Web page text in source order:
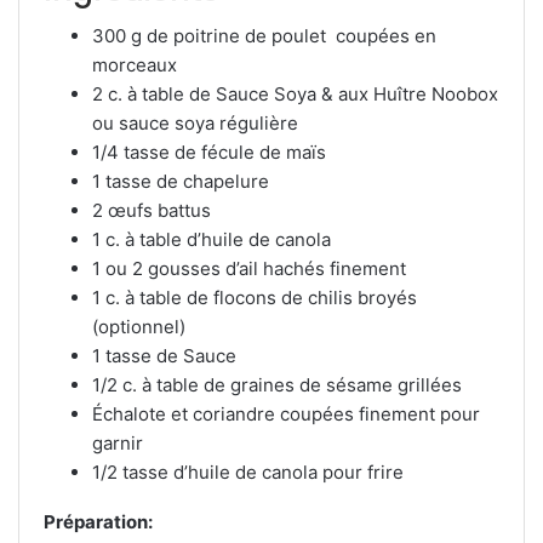
300 g de poitrine de poulet coupées en
morceaux
2 c. à table de Sauce Soya & aux Huître Noobox
ou sauce soya régulière
1/4 tasse de fécule de maïs
1 tasse de chapelure
2 œufs battus
1 c. à table d’huile de canola
1 ou 2 gousses d’ail hachés finement
1 c. à table de flocons de chilis broyés
(optionnel)
1 tasse de Sauce
1/2 c. à table de graines de sésame grillées
Échalote et coriandre coupées finement pour
garnir
1/2 tasse d’huile de canola pour frire
Préparation: